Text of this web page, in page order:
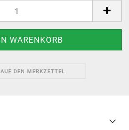
AUF DEN MERKZETTEL